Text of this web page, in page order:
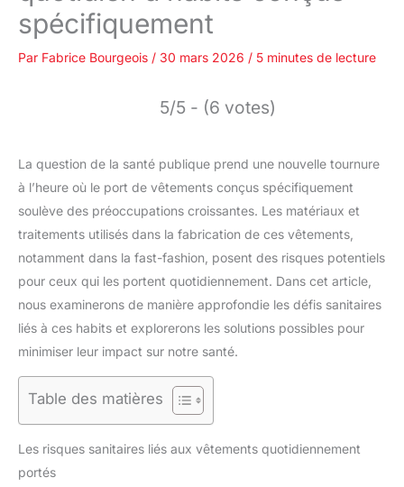
spécifiquement
Par Fabrice Bourgeois / 30 mars 2026 / 5 minutes de lecture
5/5 - (6 votes)
La question de la santé publique prend une nouvelle tournure
à l’heure où le port de vêtements conçus spécifiquement
soulève des préoccupations croissantes. Les matériaux et
traitements utilisés dans la fabrication de ces vêtements,
notamment dans la fast-fashion, posent des risques potentiels
pour ceux qui les portent quotidiennement. Dans cet article,
nous examinerons de manière approfondie les défis sanitaires
liés à ces habits et explorerons les solutions possibles pour
minimiser leur impact sur notre santé.
Table des matières
Les risques sanitaires liés aux vêtements quotidiennement
portés